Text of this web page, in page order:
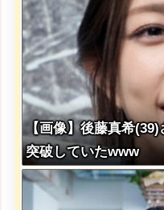
【画像】後藤真希
突破していたwww